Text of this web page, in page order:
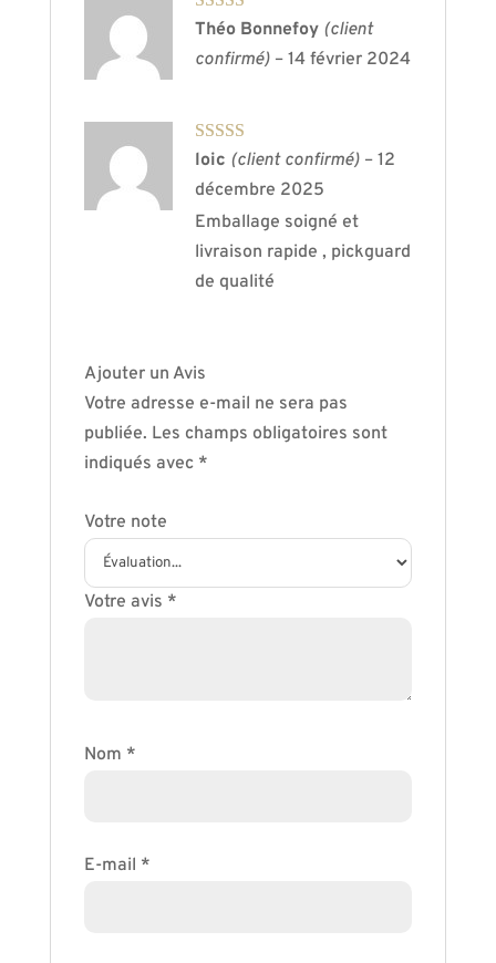
Note5sur 5
Théo Bonnefoy (client
confirmé) – 14 février 2024
Note5sur 5
loic (client confirmé) – 12
décembre 2025
Emballage soigné et
livraison rapide , pickguard
de qualité
Ajouter un Avis
Votre adresse e-mail ne sera pas
publiée. Les champs obligatoires sont
indiqués avec *
Votre note
Votre avis *
Nom *
E-mail *